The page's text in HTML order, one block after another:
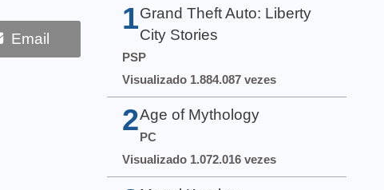
Email
1 Grand Theft Auto: Liberty
City Stories
PSP
Visualizado 1.884.087 vezes
2Age of Mythology
PC
Visualizado 1.072.016 vezes